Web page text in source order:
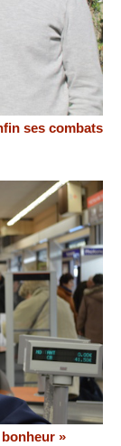
ses combats
»